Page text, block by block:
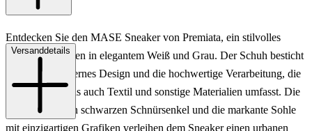
Entdecken Sie den MASE Sneaker von Premiata, ein stilvolles
Modell für Herren in elegantem Weiß und Grau. Der Schuh besticht
durch sein modernes Design und die hochwertige Verarbeitung, die
sowohl Leder als auch Textil und sonstige Materialien umfasst. Die
kontrastierenden schwarzen Schnürsenkel und die markante Sohle
mit einzigartigen Grafiken verleihen dem Sneaker einen urbanen
Versanddetails